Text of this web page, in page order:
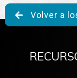
Volver a